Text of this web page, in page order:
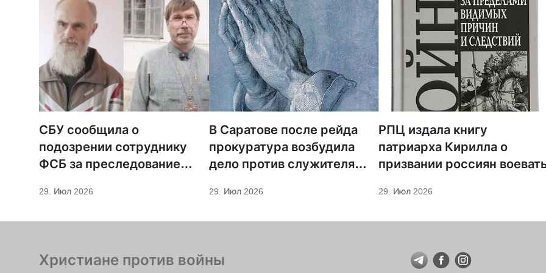
СБУ сообщила о
подозрении сотруднику
ФСБ за преследование
29. Июл 2026
В Саратове после рейда
прокуратура возбудила
дело против служителя
29. Июл 2026
РПЦ издала книгу
патриарха Кирилла о
призвании россиян
29. Июл 2026
Христиане против войны